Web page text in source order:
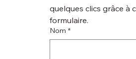
quelques clics grâce à
formulaire.
Nom *